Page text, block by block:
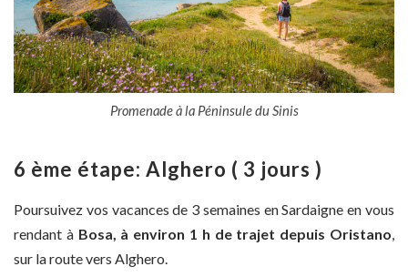
Promenade à la Péninsule du Sinis
6 ème étape: Alghero ( 3 jours )
Poursuivez vos vacances de 3 semaines en Sardaigne en vous
rendant à Bosa, à environ 1 h de trajet depuis Oristano,
sur la route vers Alghero.